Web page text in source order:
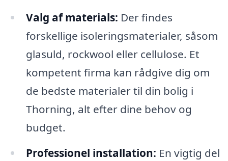
Valg af materials: Der findes
forskellige isoleringsmaterialer, såsom
glasuld, rockwool eller cellulose. Et
kompetent firma kan rådgive dig om
de bedste materialer til din bolig i
Thorning, alt efter dine behov og
budget.
Professionel installation: En vigtig del